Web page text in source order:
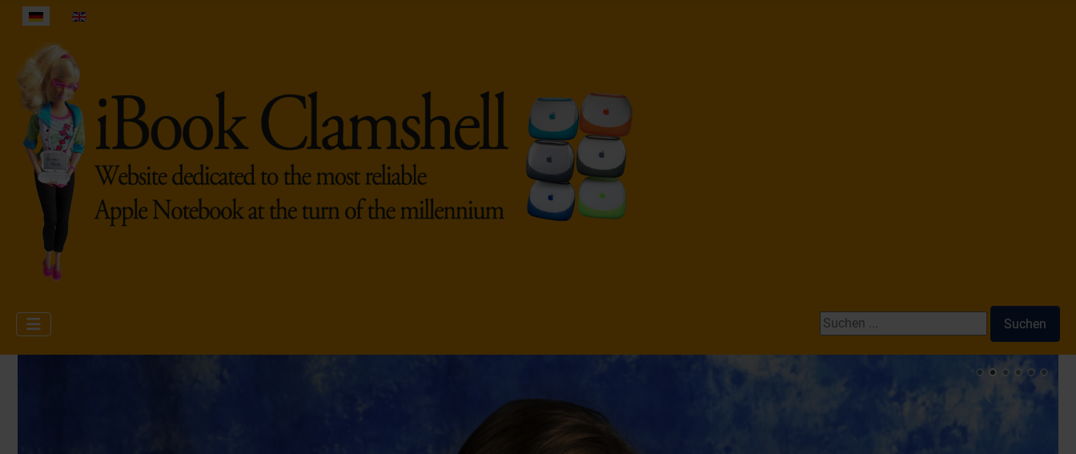
Sprache auswählen
Suchen ...
Suchen